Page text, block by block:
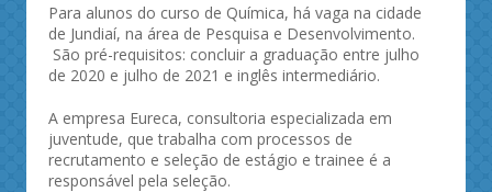
Para alunos do curso de Química, há vaga na cidade
de Jundiaí, na área de Pesquisa e Desenvolvimento.
São pré-requisitos: concluir a graduação entre julho
de 2020 e julho de 2021 e inglês intermediário.
A empresa Eureca, consultoria especializada em
juventude, que trabalha com processos de
recrutamento e seleção de estágio e trainee é a
responsável pela seleção.